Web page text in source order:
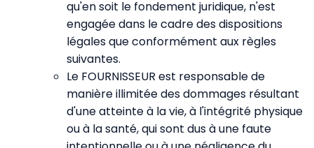
qu'en soit le fondement juridique, n'est
engagée dans le cadre des dispositions
légales que conformément aux règles
suivantes.
Le FOURNISSEUR est responsable de
manière illimitée des dommages résultant
d'une atteinte à la vie, à l'intégrité physique
ou à la santé, qui sont dus à une faute